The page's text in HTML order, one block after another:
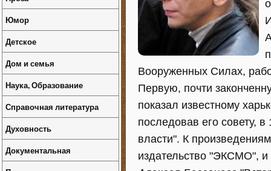
Вооруженных Силах,
Первую, почти
показал известному
последовав его совету,
власти". К
издательство "ЭКСМО", и
Юмор
Детское
Дом и семья
Наука, Образование
Справочная литература
Духовность
Документальная